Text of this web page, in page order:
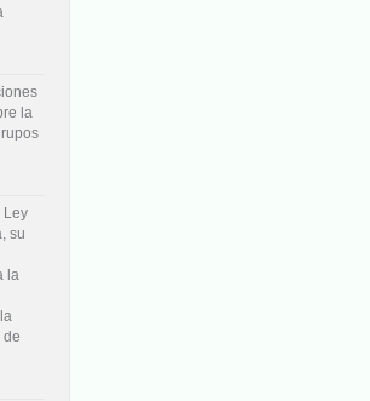
la
Ley
su
la
de